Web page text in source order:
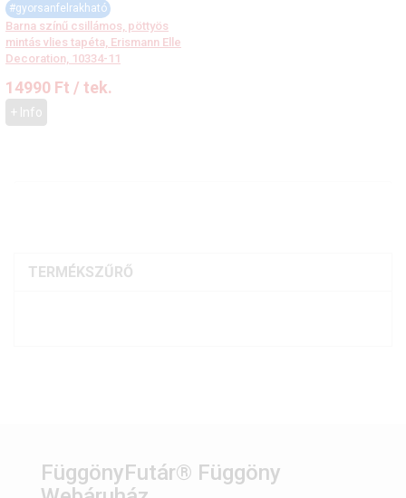
#gyorsanfelrakható
Barna színű csillámos, pöttyös
mintás vlies tapéta, Erismann Elle
Decoration, 10334-11
14990 Ft / tek.
+ Info
TERMÉKSZŰRŐ
FüggönyFutár® Függöny